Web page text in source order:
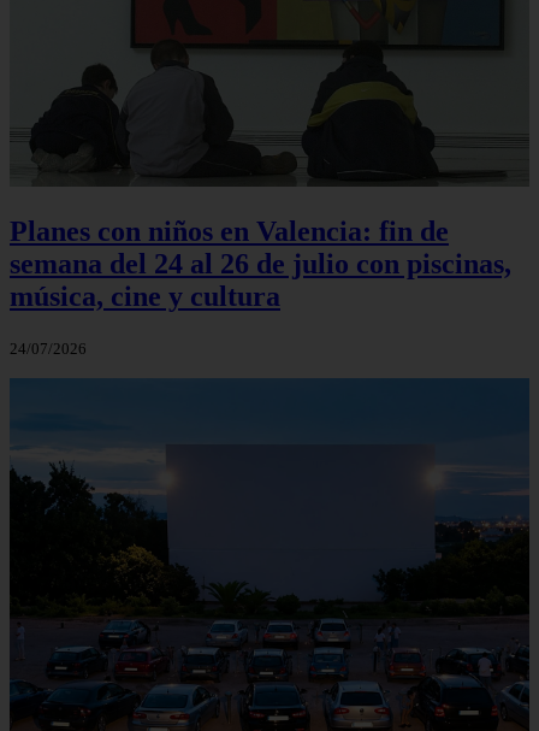
Planes con niños en Valencia: fin de
semana del 24 al 26 de julio con piscinas,
música, cine y cultura
24/07/2026